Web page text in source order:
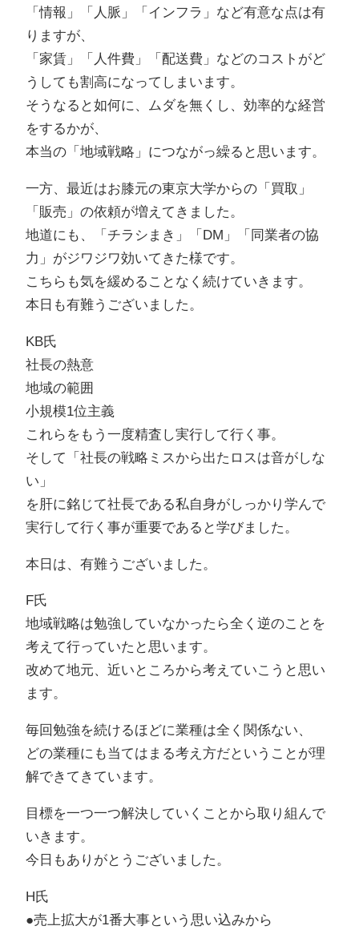
「情報」「人脈」「インフラ」など有意な点は有
りますが、
「家賃」「人件費」「配送費」などのコストがど
うしても割高になってしまいます。
そうなると如何に、ムダを無くし、効率的な経営
をするかが、
本当の「地域戦略」につながっ繰ると思います。
一方、最近はお膝元の東京大学からの「買取」
「販売」の依頼が増えてきました。
地道にも、「チラシまき」「DM」「同業者の協
力」がジワジワ効いてきた様です。
こちらも気を緩めることなく続けていきます。
本日も有難うございました。
KB氏
社長の熱意
地域の範囲
小規模1位主義
これらをもう一度精査し実行して行く事。
そして「社長の戦略ミスから出たロスは音がしな
い」
を肝に銘じて社長である私自身がしっかり学んで
実行して行く事が重要であると学びました。
本日は、有難うございました。
F氏
地域戦略は勉強していなかったら全く逆のことを
考えて行っていたと思います。
改めて地元、近いところから考えていこうと思い
ます。
毎回勉強を続けるほどに業種は全く関係ない、
どの業種にも当てはまる考え方だということが理
解できてきています。
目標を一つ一つ解決していくことから取り組んで
いきます。
今日もありがとうございました。
H氏
●売上拡大が1番大事という思い込みから